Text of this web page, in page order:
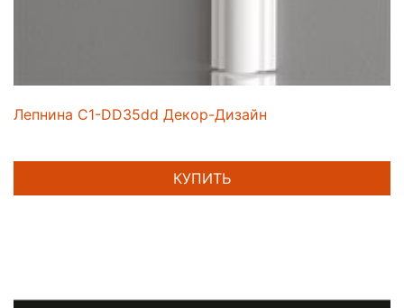
Лепнина C1-DD35dd Декор-Дизайн
КУПИТЬ